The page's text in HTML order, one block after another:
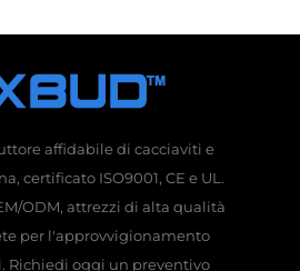
affidabile di cacciaviti e
certificato ISO9001, CE e UL.
ODM, attrezzi di alta qualità
per l'approvvigionamento
Richiedi oggi un preventivo